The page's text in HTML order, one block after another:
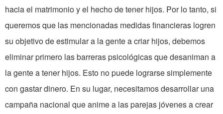
hacia el matrimonio y el hecho de tener hijos. Por lo tanto, si
queremos que las mencionadas medidas financieras logren
su objetivo de estimular a la gente a criar hijos, debemos
eliminar primero las barreras psicológicas que desaniman a
la gente a tener hijos. Esto no puede lograrse simplemente
con gastar dinero. En su lugar, necesitamos desarrollar una
campaña nacional que anime a las parejas jóvenes a crear